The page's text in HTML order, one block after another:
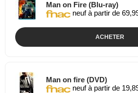
Man on Fire (Blu-ray)
neuf à partir de
ACHETER
Man on fire (DVD)
neuf à partir de